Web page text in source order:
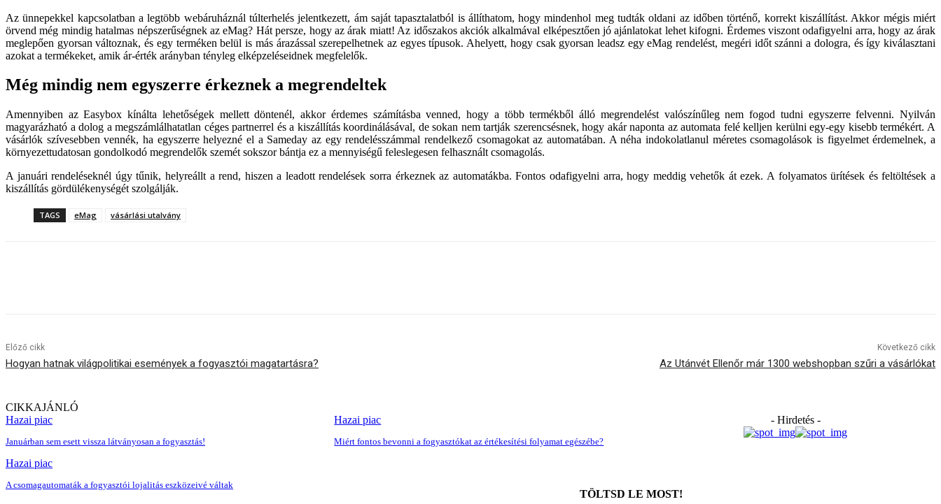
Az ünnepekkel kapcsolatban a legtöbb webáruháznál túlterhelés jelentkezett, ám saját tapasztalatból is állíthatom, hogy mindenhol meg tudták oldani az időben történő, korrekt kiszállítást. Akkor mégis miért
örvend még mindig hatalmas népszerűségnek az eMag? Hát persze, hogy az árak miatt! Az időszakos akciók alkalmával elképesztően jó ajánlatokat lehet kifogni. Érdemes viszont odafigyelni arra, hogy az árak
meglepően gyorsan változnak, és egy terméken belül is más árazással szerepelhetnek az egyes típusok. Ahelyett, hogy csak gyorsan leadsz egy eMag rendelést, megéri időt szánni a dologra, és így kiválasztani
azokat a termékeket, amik ár-érték arányban tényleg elképzeléseidnek megfelelők.
Még mindig nem egyszerre érkeznek a megrendeltek
Amennyiben az Easybox kínálta lehetőségek mellett döntenél, akkor érdemes számításba venned, hogy a több termékből álló megrendelést valószínűleg nem fogod tudni egyszerre felvenni. Nyilván
magyarázható a dolog a megszámlálhatatlan céges partnerrel és a kiszállítás koordinálásával, de sokan nem tartják szerencsésnek, hogy akár naponta az automata felé kelljen kerülni egy-egy kisebb termékért. A
vásárlók szívesebben vennék, ha egyszerre helyezné el a Sameday az egy rendelésszámmal rendelkező csomagokat az automatában. A néha indokolatlanul méretes csomagolások is figyelmet érdemelnek, a
környezettudatosan gondolkodó megrendelők szemét sokszor bántja ez a mennyiségű feleslegesen felhasznált csomagolás.
A januári rendeléseknél úgy tűnik, helyreállt a rend, hiszen a leadott rendelések sorra érkeznek az automatákba. Fontos odafigyelni arra, hogy meddig vehetők át ezek. A folyamatos ürítések és feltöltések a
kiszállítás gördülékenységét szolgálják.
TAGS eMag vásárlási utalvány
Előző cikk
Hogyan hatnak világpolitikai események a fogyasztói magatartásra?
Következő cikk
Az Utánvét Ellenőr már 1300 webshopban szűri a vásárlókat
CIKKAJÁNLÓ
Hazai piac
Januárban sem esett vissza látványosan a fogyasztás!
Hazai piac
Miért fontos bevonni a fogyasztókat az értékesítési folyamat egészébe?
Hazai piac
A csomagautomaták a fogyasztói lojalitás eszközeivé váltak
- Hirdetés -
TÖLTSD LE MOST!